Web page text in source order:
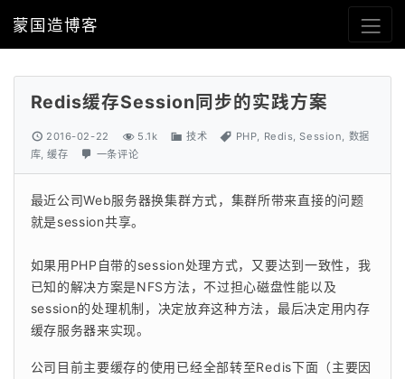
蒙国造博客
Redis缓存Session同步的实践方案
2016-02-22 5.1k 技术 PHP, Redis,Session, 数据
库,缓存 一条评论
最近公司Web服务器换集群方式，集群所带来直接的问题
就是session共享。
如果用PHP自带的session处理方式，又要达到一致性，我
已知的解决方案是NFS方法，不过担心磁盘性能以及
session的处理机制，决定放弃这种方法，最后决定用内存
缓存服务器来实现。
公司目前主要缓存的使用已经全部转至Redis下面（主要因